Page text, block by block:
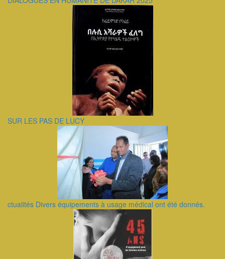
SUR LES PAS DE LUCY
ctualités Divers équipements à usage médical ont été donnés.